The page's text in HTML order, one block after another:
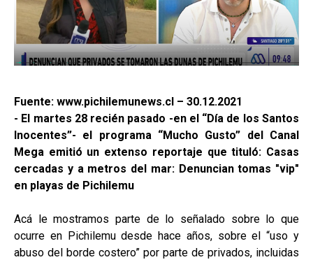
Fuente: www.pichilemunews.cl – 30.12.2021
- El martes 28 recién pasado -en el “Día de los Santos
Inocentes”- el programa “Mucho Gusto” del Canal
Mega emitió un extenso reportaje que tituló: Casas
cercadas y a metros del mar: Denuncian tomas "vip"
en playas de Pichilemu
Acá le mostramos parte de lo señalado sobre lo que
ocurre en Pichilemu desde hace años, sobre el “uso y
abuso del borde costero” por parte de privados, incluidas